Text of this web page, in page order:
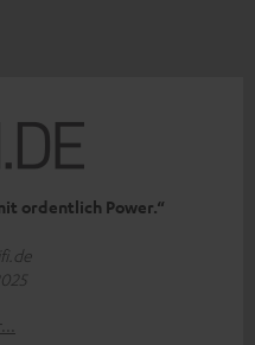
ordentlich Power.“